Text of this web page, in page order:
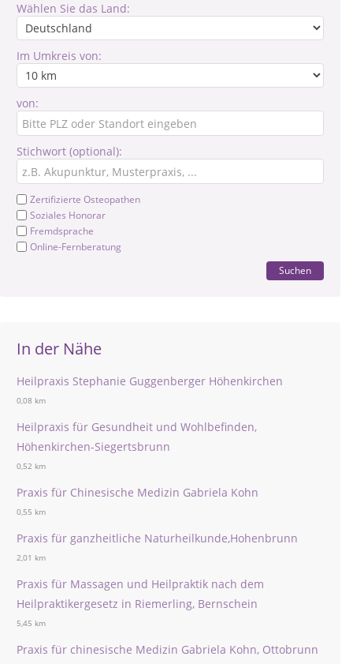
Wählen Sie das Land:
Im Umkreis von:
von:
Stichwort (optional):
Zertifizierte Osteopathen
Soziales Honorar
Fremdsprache
Online-Fernberatung
Suchen
In der Nähe
Heilpraxis Stephanie Guggenberger Höhenkirchen
0,08 km
Heilpraxis für Gesundheit und Wohlbefinden,
Höhenkirchen-Siegertsbrunn
0,52 km
Praxis für Chinesische Medizin Gabriela Kohn
0,55 km
Praxis für ganzheitliche Naturheilkunde,Hohenbrunn
2,01 km
Praxis für Massagen und Heilpraktik nach dem
Heilpraktikergesetz in Riemerling, Bernschein
5,45 km
Praxis für chinesische Medizin Gabriela Kohn, Ottobrunn